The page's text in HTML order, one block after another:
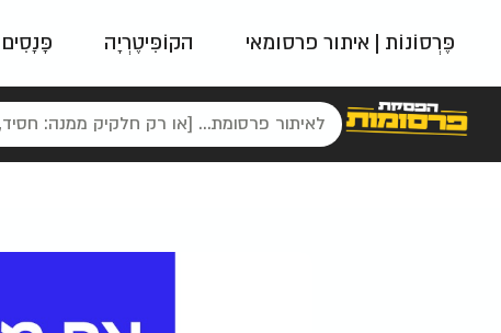
פֶּרְסוֹנוֹת | איתור פרסומאי הקוֹפִּיטֶרְיָה
פאשן
ניינטיז